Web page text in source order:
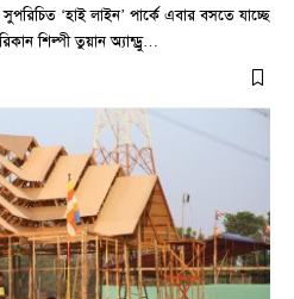
‘হাই লাইন’ পার্কে এবার বসতে যাচ্ছে
শিল্পী তুয়ান অ্যান্ড্রু…